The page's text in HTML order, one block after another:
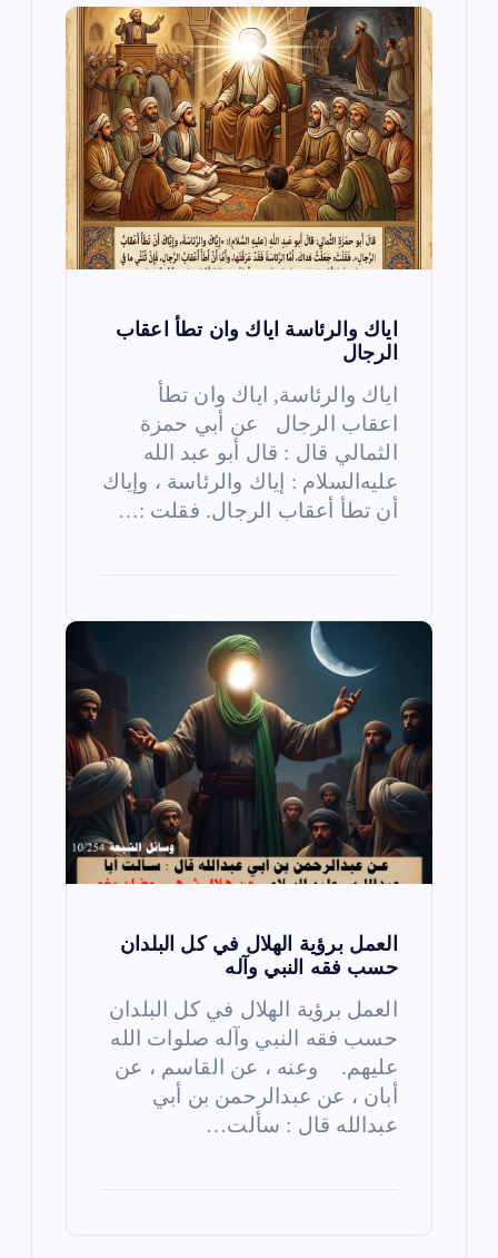
اياك والرئاسة اياك وان تطأ اعقاب
الرجال
اياك والرئاسة, اياك وان تطأ
اعقاب الرجال عن أبي حمزة
الثمالي قال : قال أبو عبد الله
عليه‌السلام : إياك والرئاسة ، وإياك
أن تطأ أعقاب الرجال. فقلت :…
العمل برؤية الهلال في كل البلدان
حسب فقه النبي وآله
العمل برؤية الهلال في كل البلدان
حسب فقه النبي وآله صلوات الله
عليهم. وعنه ، عن القاسم ، عن
أبان ، عن عبدالرحمن بن أبي
عبدالله قال : سألت…